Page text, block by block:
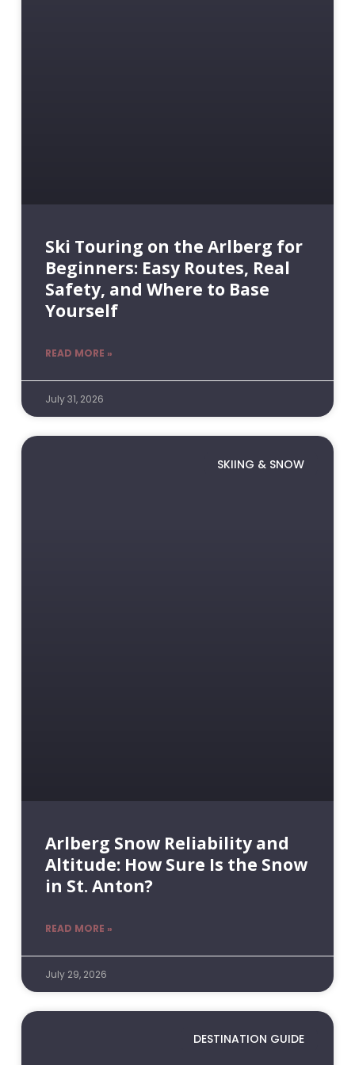
Ski Touring on the Arlberg for
Beginners: Easy Routes, Real
Safety, and Where to Base
Yourself
READ MORE »
July 31, 2026
SKIING & SNOW
Arlberg Snow Reliability and
Altitude: How Sure Is the Snow
in St. Anton?
READ MORE »
July 29, 2026
DESTINATION GUIDE